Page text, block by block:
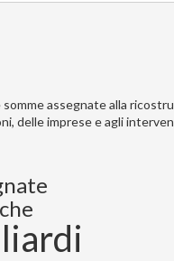
assegnate alla
delle imprese e agli